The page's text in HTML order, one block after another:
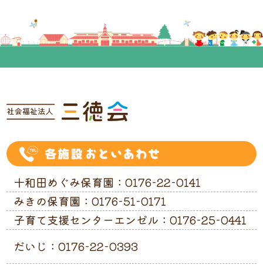
十和田めぐみ保育園：0176-22-0141
みきの保育園：0176-51-0171
子育て支援センターエンゼル：0176-25-0441
だいじ：0176-22-0393